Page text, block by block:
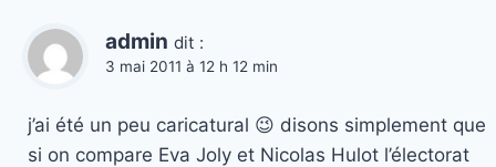
admin dit :
3 mai 2011 à 12 h 12 min
j’ai été un peu caricatural 😉 disons simplement que
si on compare Eva Joly et Nicolas Hulot l’électorat